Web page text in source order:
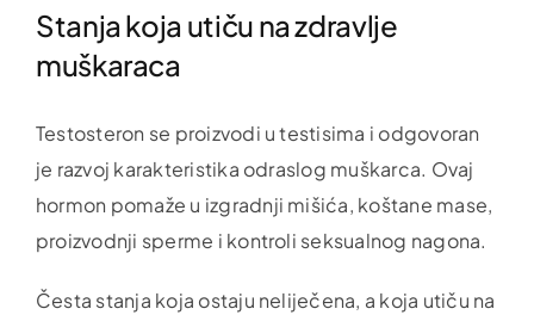
Stanja koja utiču na zdravlje
muškaraca
Testosteron se proizvodi u testisima i odgovoran
je razvoj karakteristika odraslog muškarca. Ovaj
hormon pomaže u izgradnji mišića, koštane mase,
proizvodnji sperme i kontroli seksualnog nagona.
Česta stanja koja ostaju neliječena, a koja utiču na